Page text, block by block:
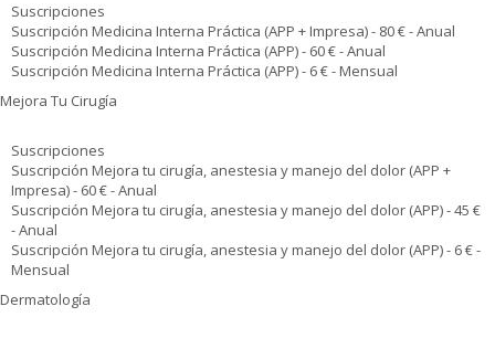
Suscripciones
Suscripción Medicina Interna Práctica (APP + Impresa) - 80 € - Anual
Suscripción Medicina Interna Práctica (APP) - 60 € - Anual
Suscripción Medicina Interna Práctica (APP) - 6 € - Mensual
Mejora Tu Cirugía
Suscripciones
Suscripción Mejora tu cirugía, anestesia y manejo del dolor (APP +
Impresa) - 60 € - Anual
Suscripción Mejora tu cirugía, anestesia y manejo del dolor (APP) - 45 €
- Anual
Suscripción Mejora tu cirugía, anestesia y manejo del dolor (APP) - 6 € -
Mensual
Dermatología